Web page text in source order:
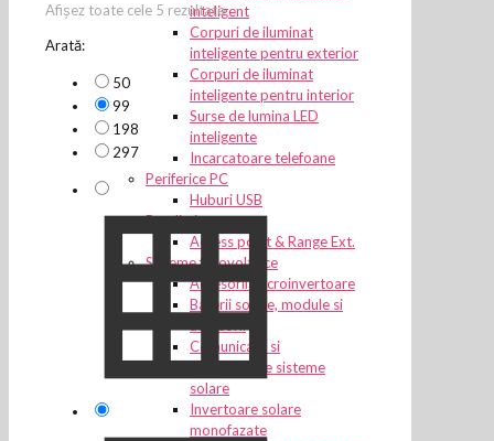
inteligent
Corpuri de iluminat
inteligente pentru exterior
Corpuri de iluminat
inteligente pentru interior
Surse de lumina LED
inteligente
Incarcatoare telefoane
Periferice PC
Huburi USB
Retelistica
Access point & Range Ext.
Sisteme fotovoltaice
Accesorii microinvertoare
Baterii solare, module si
Comunicare si
monitorizare sisteme
solare
Invertoare solare
monofazate
Afișez toate cele 5 rezultate
Arată:
50
99
198
297